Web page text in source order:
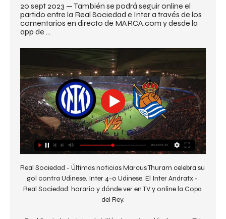
20 sept 2023 — También se podrá seguir online el
partido entre la Real Sociedad e Inter a través de los
comentarios en directo de MARCA.com y desde la
app de ...
Real Sociedad - Últimas noticias Marcus Thuram celebra su
gol contra Udinese. Inter 4-0 Udinese. El Inter Andratx -
Real Sociedad: horario y dónde ver en TV y online la Copa
del Rey.